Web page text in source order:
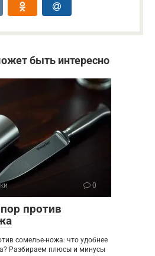
быть интересно
0
против
сомелье-ножа: что удобнее
Разбираем плюсы и минусы